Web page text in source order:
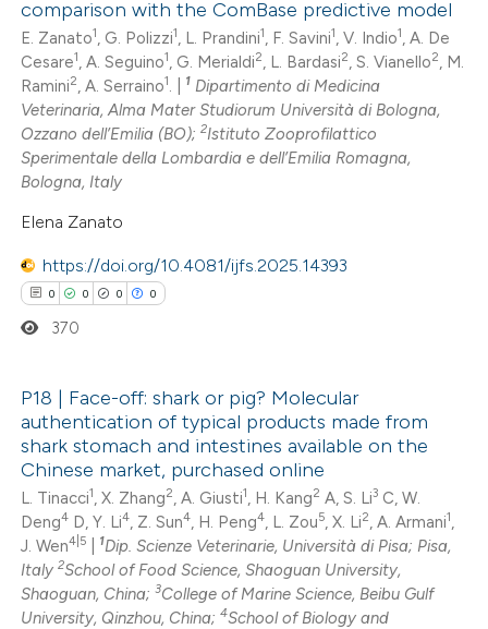
of the citation, a
describing whether
mentions, or contrasts
claim, and a label
in which section the
was made.
Supporting
Mentioning
Contrasting
how this article has been
shows how a scientific paper
been cited by providing the
describing whether
mentions, or contrasts
claim, and a label
in which section the
was made.
comparison with the ComBase predictive model
E. Zanato1 , G. Polizzi1 , L. Prandini1 , F. Savini1 , V. Indio1 , A. De
Cesare1 , A. Seguino1 , G. Merialdi2 , L. Bardasi2 , S. Vianello2
, M.
Ramini2 , A. Serraino1 1 Dipartimento di Medicina
Veterinaria, Alma Mater Studiorum Università di Bologna,
Ozzano dell’Emilia (BO);2Istituto Zooprofilattico
Sperimentale della Lombardia e dell’Emilia Romagna,
Bologna, Italy
Elena Zanato
https://doi.org/10.4081/ijfs.2025.14393
0 0 0 0
Citing Publications
Supporting
Mentioning
Contrasting
370
P18 | Face-off: shark or pig? Molecular
authentication of typical products made from
shark stomach and intestines available on the
Chinese market, purchased online
L. Tinacci1, X. Zhang2, A. Giusti1, H. Kang2 A, S. Li3 C, W.
Deng4 D, Y. Li4, Z. Sun4, H. Peng4, L. Zou5, X. Li2, A. Armani1,
J. Wen4|5 1Dip. Scienze Veterinarie, Università di Pisa; Pisa,
Italy2School of Food Science, Shaoguan University,
Shaoguan, China;3College of Marine Science, Beibu Gulf
University, Qinzhou, China;4School of Biology and